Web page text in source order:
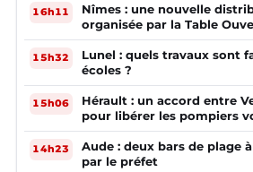
16h11
Nîmes : une nouvelle
organisée par la Table
15h32
Lunel : quels travaux sont
écoles ?
15h06
Hérault : un accord entre
pour libérer les pompiers
14h23
Aude : deux bars de plage
par le préfet